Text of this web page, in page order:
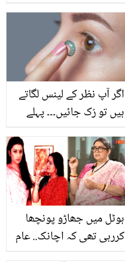
بیٹی کی سالگرہ منانے کی
خوبصورت ویڈیو، سوشل
میڈیا پر وائرل
اگر آپ نظر کے لینس لگاتے
ہیں تو رُک جائیں۔۔۔ پہلے
آنکھوں کے لئے نقصان دہ تو
نہیں ہیں
ہوٹل میں جھاڑو پونچھا
کررہی تھی کہ اچانک.. عام